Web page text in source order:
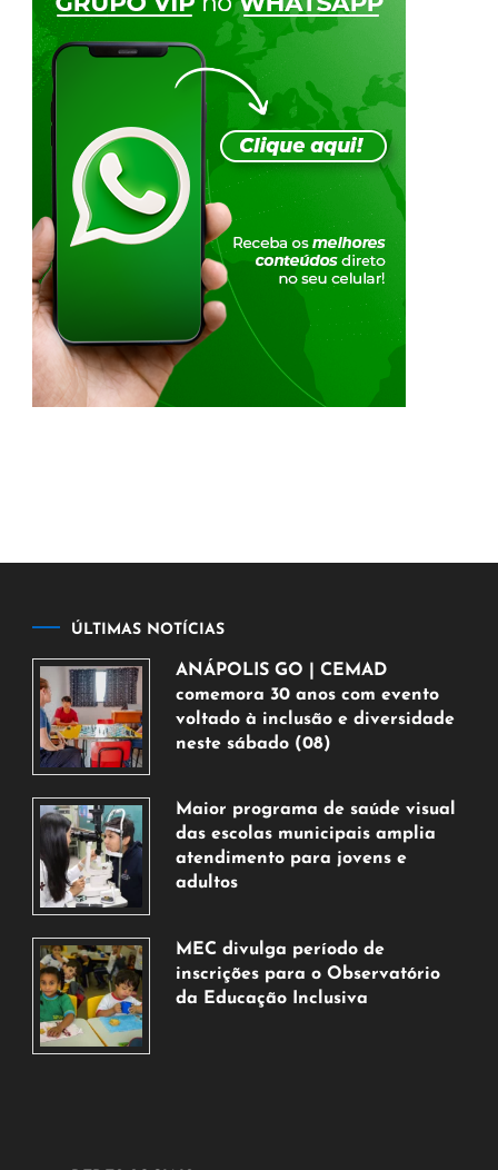
ÚLTIMAS NOTÍCIAS
ANÁPOLIS GO | CEMAD
comemora 30 anos com evento
voltado à inclusão e diversidade
neste sábado (08)
de
agosto
de
2026
Maior programa de saúde visual
das escolas municipais amplia
atendimento para jovens e
adultos
de
agosto
de
MEC divulga período de
inscrições para o Observatório
da Educação Inclusiva